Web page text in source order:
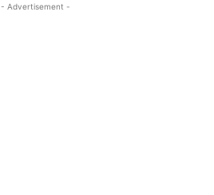
- Advertisement -